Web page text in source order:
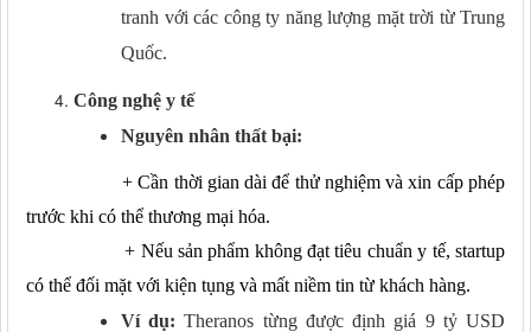
tranh với các công ty năng lượng mặt trời từ Trung
Quốc.
Công nghệ y tế
Nguyên nhân thất bại:
+Cần thời gian dài để thử nghiệm và xin cấp phép
trước khi có thể thương mại hóa.
+ Nếu sản phẩm không đạt tiêu chuẩn y tế, startup
có thể đối mặt với kiện tụng và mất niềm tin từ khách hàng.
Ví dụ: Theranos từng được định giá 9 tỷ USD